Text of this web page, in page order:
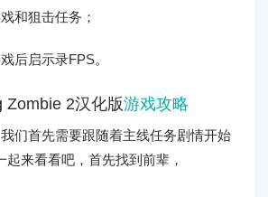
和狙击任务；
后启示录FPS。
Zombie 2汉化版游戏攻略
们首先需要跟随着主线任务剧情开始
起来看看吧，首先找到前辈，